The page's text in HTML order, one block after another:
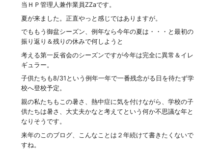
当ＨＰ管理人兼作業員ZZaです。
夏が来ました。正直やっと感じではありますが。
でももう御盆シーズン、例年なら今年の夏は・・・と最初の
振り返り＆残りの休みで何しようと
考える第一反省会のシーズンですが今年は完全に異常＆イレ
ギュラー。
子供たちも8/31という例年一年で一番残念がる日を待たず学
校へ登校予定。
親の私たちもこの暑さ、熱中症に気を付けながら、学校の子
供たちは暑さ、大丈夫かなと考えてという何か不思議な年と
なりそうです。
来年のこのブログ、こんなことは２年続けて書きたくないで
すね。